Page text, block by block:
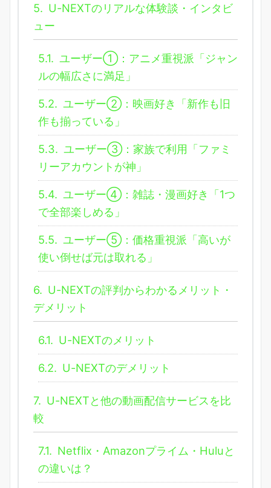
5. U-NEXTのリアルな体験談・インタビ
ュー
5.1. ユーザー①：アニメ重視派「ジャン
ルの幅広さに満足」
5.2. ユーザー②：映画好き「新作も旧
作も揃っている」
5.3. ユーザー③：家族で利用「ファミ
リーアカウントが神」
5.4. ユーザー④：雑誌・漫画好き「1つ
で全部楽しめる」
5.5. ユーザー⑤：価格重視派「高いが
使い倒せば元は取れる」
6. U-NEXTの評判からわかるメリット・
デメリット
6.1. U-NEXTのメリット
6.2. U-NEXTのデメリット
7. U-NEXTと他の動画配信サービスを比
較
7.1. Netflix・Amazonプライム・Huluと
の違いは？